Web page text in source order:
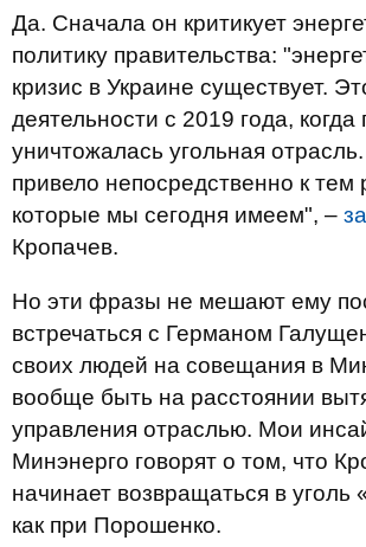
Да. Сначала он критикует
политику правительства:
кризис в Украине существует.
деятельности с 2019 года,
уничтожалась угольная
привело непосредственно к тем
которые мы сегодня имеем", –
Кропачев.
Но эти фразы не мешают ему
встречаться с Германом
своих людей на совещания в
вообще быть на расстоянии
управления отраслью. Мои
Минэнерго говорят о том, что
начинает возвращаться в
как при Порошенко.